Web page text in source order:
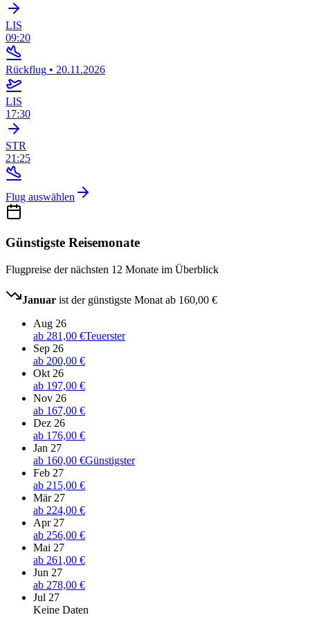
LIS
09:20
Rückflug • 20.11.2026
LIS
17:30
STR
21:25
Flug auswählen
Günstigste Reisemonate
Flugpreise der nächsten 12 Monate im Überblick
Januar ist der günstigste Monat ab 160,00 €
Aug 26
ab 281,00 €Teuerster
Sep 26
ab 200,00 €
Okt 26
ab 197,00 €
Nov 26
ab 167,00 €
Dez 26
ab 176,00 €
Jan 27
ab 160,00 €Günstigster
Feb 27
ab 215,00 €
Mär 27
ab 224,00 €
Apr 27
ab 256,00 €
Mai 27
ab 261,00 €
Jun 27
ab 278,00 €
Jul 27
Keine Daten